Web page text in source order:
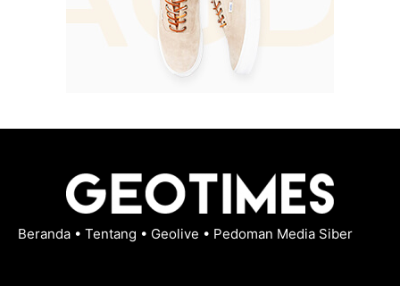
Beranda • Tentang • Geolive • Pedoman Media Siber